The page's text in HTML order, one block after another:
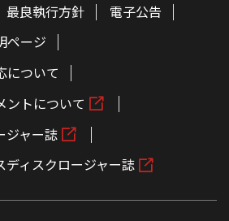
最良執行方針
電子公告
ページ
について
ントについて
ジャー誌
ィスクロージャー誌